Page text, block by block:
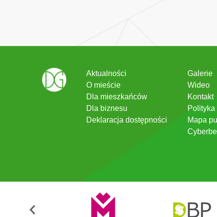
Aktualności
O mieście
Dla mieszkańców
Dla biznesu
Deklaracja dostępności
Galerie
Wideo
Kontakt
Mapa